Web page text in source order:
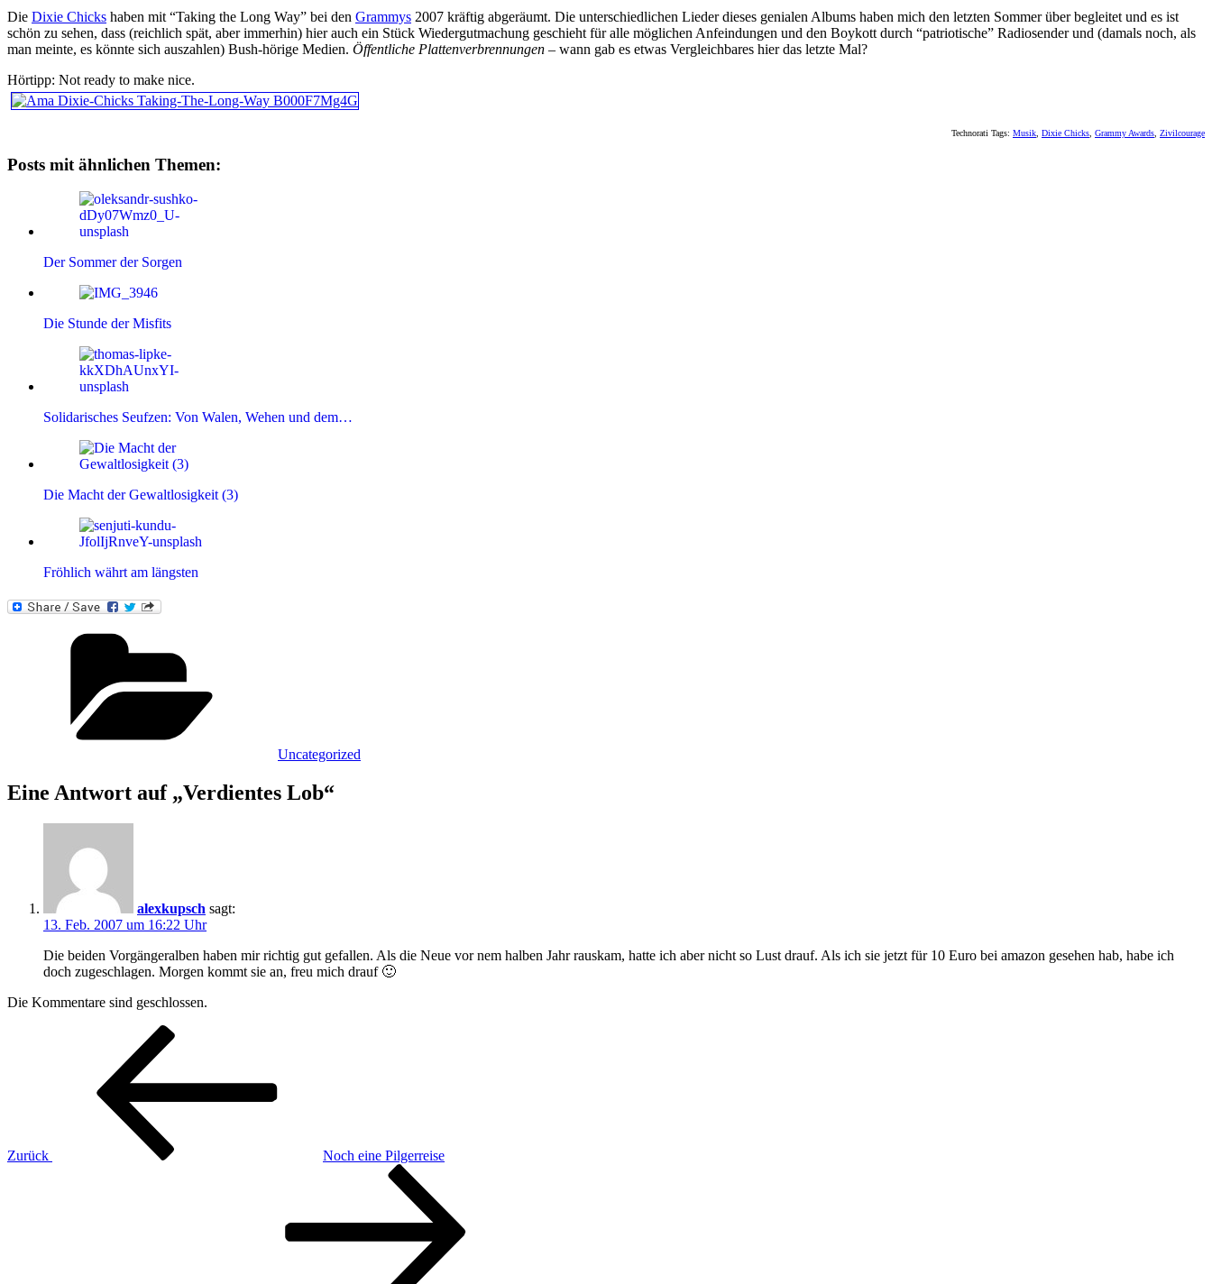
Die Dixie Chicks haben mit “Taking the Long Way” bei den Grammys 2007 kräftig abgeräumt. Die unterschiedlichen Lieder dieses genialen Albums haben mich den letzten Sommer über begleitet und es ist
schön zu sehen, dass (reichlich spät, aber immerhin) hier auch ein Stück Wiedergutmachung geschieht für alle möglichen Anfeindungen und den Boykott durch “patriotische” Radiosender und (damals noch, als
man meinte, es könnte sich auszahlen) Bush-hörige Medien. Öffentliche Plattenverbrennungen – wann gab es etwas Vergleichbares hier das letzte Mal?
Hörtipp: Not ready to make nice.
Technorati Tags: Musik Dixie Chicks Grammy Awards Zivilcourage
Posts mit ähnlichen Themen:
Der Sommer der Sorgen
Die Stunde der Misfits
Solidarisches Seufzen: Von Walen, Wehen und dem…
Die Macht der Gewaltlosigkeit (3)
Fröhlich währt am längsten
Uncategorized
Eine Antwort auf „Verdientes Lob“
alexkupsch sagt:
13. Feb. 2007 um 16:22 Uhr
Die beiden Vorgängeralben haben mir richtig gut gefallen. Als die Neue vor nem halben Jahr rauskam, hatte ich aber nicht so Lust drauf. Als ich sie jetzt für 10 Euro bei amazon gesehen hab, habe ich
doch zugeschlagen. Morgen kommt sie an, freu mich drauf 🙂
Die Kommentare sind geschlossen.
Beitragsnavigation
Zurück
Noch eine Pilgerreise